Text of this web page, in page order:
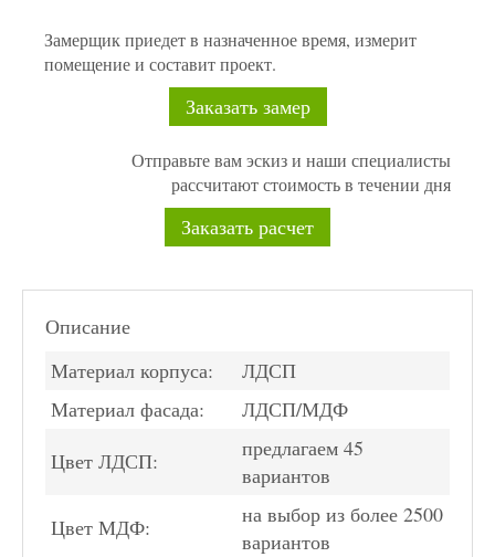
Замерщик приедет в назначенное время, измерит
помещение и составит проект.
Заказать замер
Отправьте вам эскиз и наши специалисты
рассчитают стоимость в течении дня
Заказать расчет
Описание
Материал корпуса:
ЛДСП
Материал фасада:
ЛДСП/МДФ
Цвет ЛДСП:
предлагаем 45
вариантов
Цвет МДФ:
на выбор из более 2500
вариантов